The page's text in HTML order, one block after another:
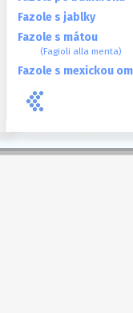
Fazole s jablky
Fazole s mátou
(Fagioli alla menta)
Fazole s mexickou